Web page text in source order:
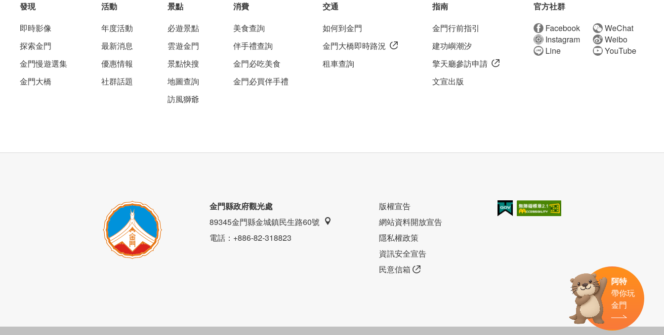
阿特
帶你玩
金門
發現
即時影像
探索金門
金門慢遊選集
金門大橋
活動
年度活動
最新消息
優惠情報
社群話題
景點
必遊景點
雲遊金門
景點快搜
地圖查詢
訪風獅爺
消費
美食查詢
伴手禮查詢
金門必吃美食
金門必買伴手禮
交通
如何到金門
金門大橋即時路況
租車查詢
指南
金門行前指引
建功嶼潮汐
擎天廳參訪申請
文宣出版
官方社群
Facebook
WeChat
Instagram
Weibo
Line
YouTube
金門縣政府觀光處
89345金門縣金城鎮民生路60號
電話：+886-82-318823
版權宣告
網站資料開放宣告
隱私權政策
資訊安全宣告
民意信箱